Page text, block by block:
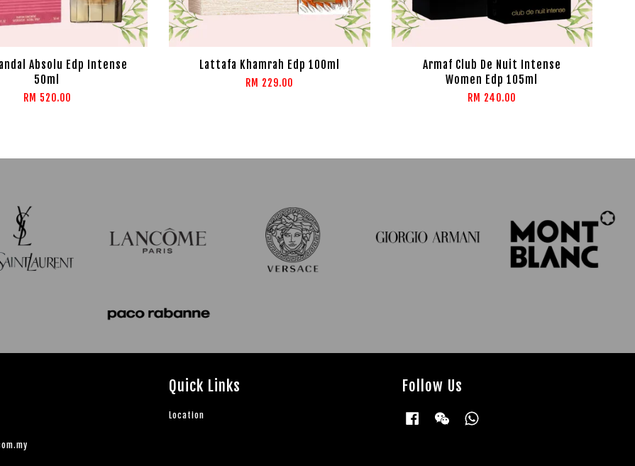
Absolu Edp Intense
50ml
RM 520.00
Lattafa Khamrah Edp 100ml
RM 229.00
Armaf Club De Nuit Intense
Women Edp 105ml
RM 240.00
Quick Links
Location
Follow Us
Facebook Wechat